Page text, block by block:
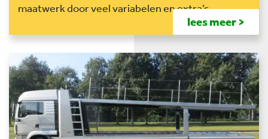
maatwerk door veel variabelen en extra’s.
lees meer >